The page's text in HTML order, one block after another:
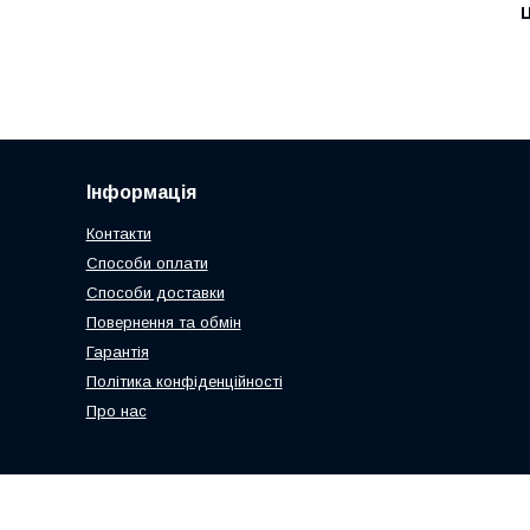
Інформація
Контакти
Способи оплати
Способи доставки
Повернення та обмін
Гарантія
Політика конфіденційності
Про нас